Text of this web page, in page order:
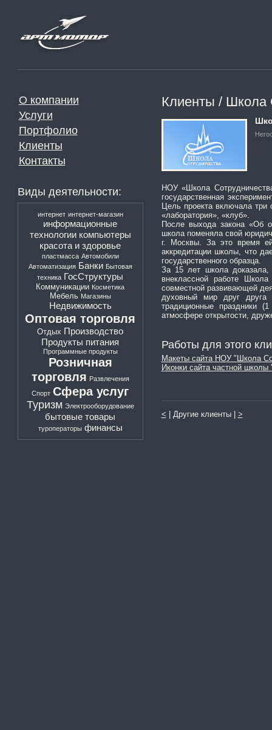
О компании
Услуги
Портфолио
Клиенты
Контакты
Виды деятельности:
интернет интернет-магазин
информационные
технологии компьютеры
красота и здоровье
пластмасса Автомобили
Автоматизация Банки Бытовая
техника ГосСтруктуры
Коммуникации Косметика
Мебель Магазины
Недвижимость
Оптовая торговля
Отдых Производство
Продукты питания
Программные продукты
Розничная
торговля Развлечения
Спорт Сфера услуг
Туризм Электрооборудование
бытовые товары
туроператоры финансы
Клиенты / Школа
НОУ «Школа
государственная
Цель проекта включала
«лаборатория», «клуб».
После выхода закона «Об
школа поменяла свой
г. Москвы. За это время
аккредитации школы, что
государственного образца.
За 15 лет школа
внеклассной работе
совместной развивающей
духовный мир друг
традиционные праздники
атмосфере открытости,
Работы для этого
Макеты сайта НОУ "Школа
Иконки сайта частной
< | Другие клиенты | >